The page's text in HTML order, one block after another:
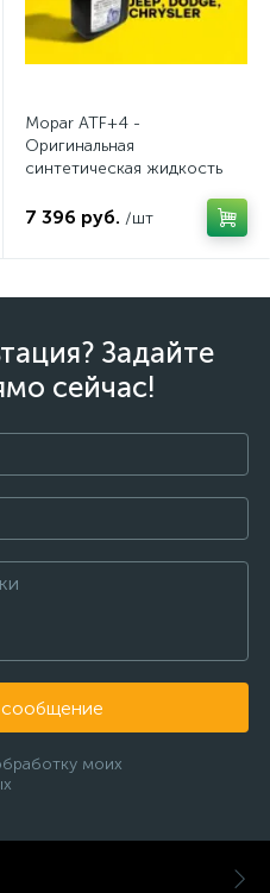
Mopar ATF+4 -
Оригинальная
синтетическая жидкость
7 396 руб. /шт
Задайте
сейчас!
моих